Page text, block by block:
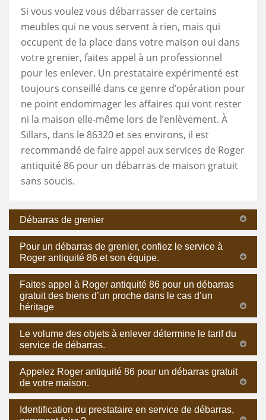
Si vous voulez vous débarrasser de certains
meubles qui ne vous servent à rien, mais qui
occupent de la place dans votre maison oui dans
votre grenier, faites appel à un professionnel
pour les enlever. Un prestataire expérimenté est
toujours conseillé dans ce genre d’opération pour
ne point endommager les affaires qui vont rester
ni la maison elle-même lors de l’enlèvement. À
Sillars, dans le 86320 et ses environs, il est
recommandé de faire appel aux services de Roger
antiquité 86 pour un débarras de maison gratuit
sans soucis.
Débarras de grenier
Pour un débarras de grenier, confiez le service à
Roger antiquité 86 et son équipe.
Faites appel à Roger antiquité 86 pour un débarras
gratuit des biens d’un proche dans le cas d’un
héritage
Le volume des objets à enlever détermine le tarif du
service de débarras.
Appelez Roger antiquité 86 pour un débarras gratuit
de votre maison.
Identification du prestataire en service de débarras,